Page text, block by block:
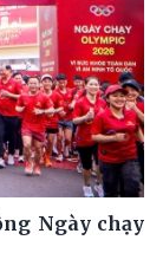
Ngày chạy